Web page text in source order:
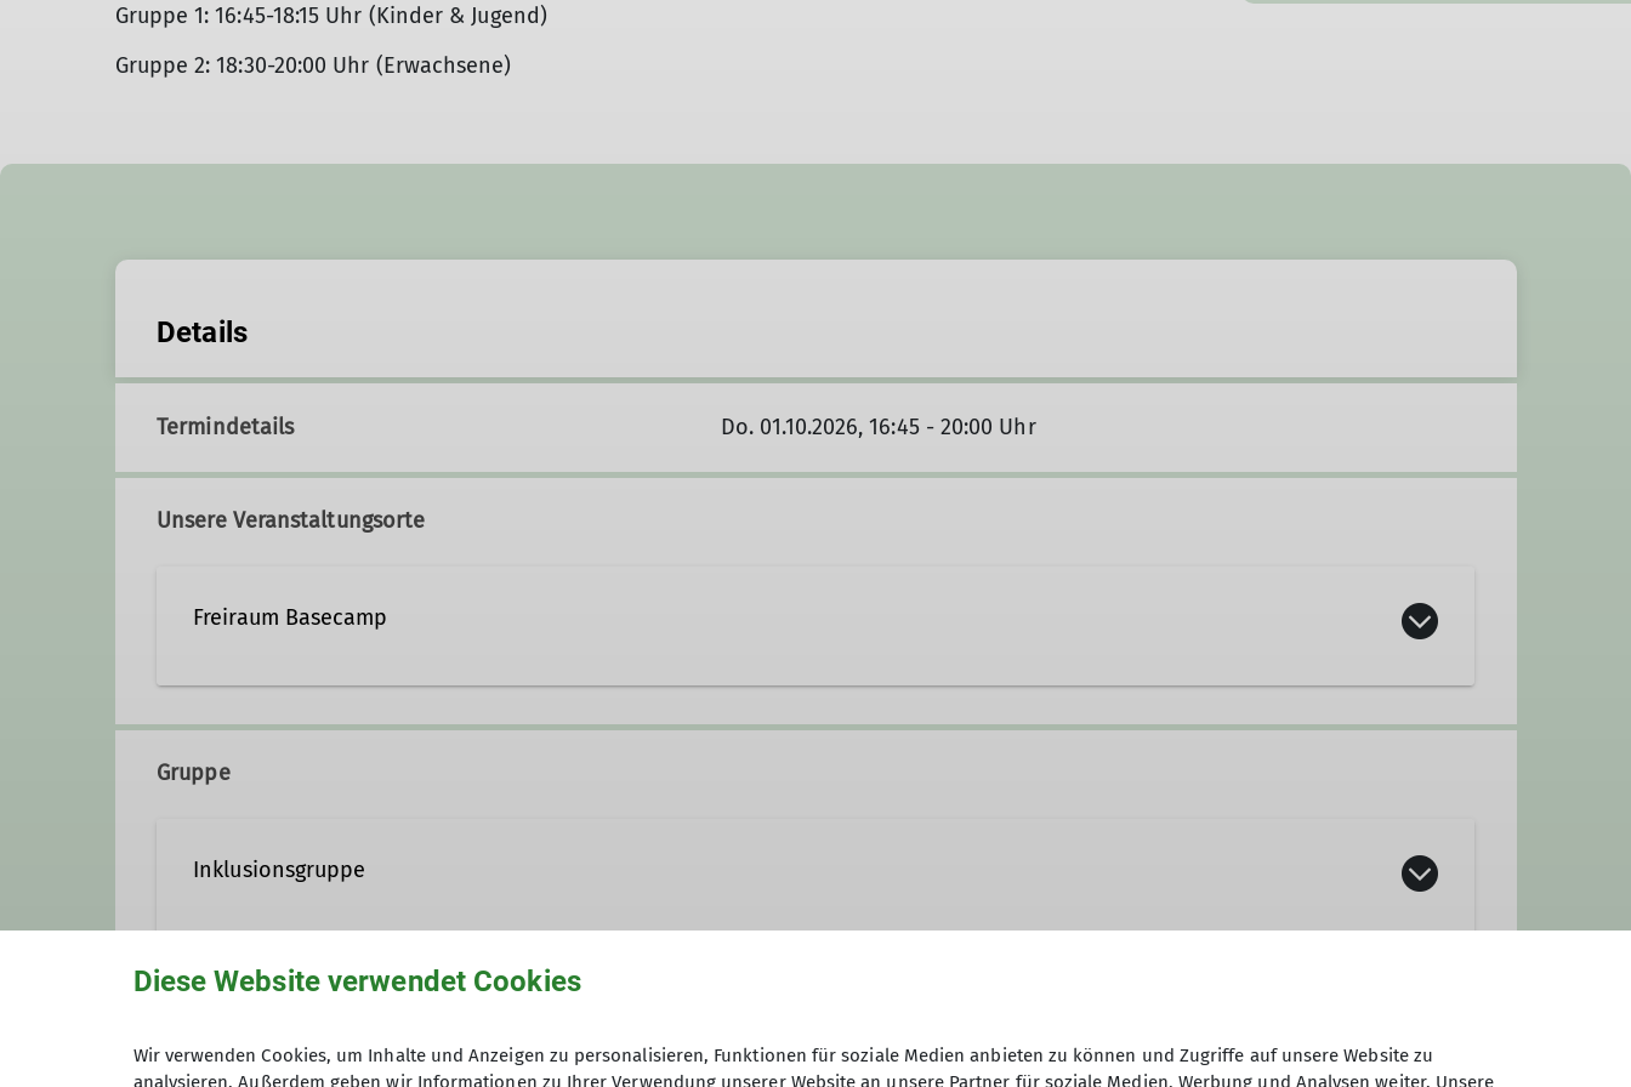
Gruppe 1: 16:45-18:15 Uhr (Kinder & Jugend)
Gruppe 2: 18:30-20:00 Uhr (Erwachsene)
Details
Termindetails Do. 01.10.2026, 16:45 - 20:00 Uhr
Unsere Veranstaltungsorte
Freiraum Basecamp
Gruppe
Inklusionsgruppe
Klettern verbindet – und das tun wir auch! Unsere inklusive Klettergruppe richtet sich an alle, die Freude an Bewegung
haben: Menschen mit und ohne körperliche oder kognitive Beeinträchtigungen, mit oder ohne Klettererfahrung. Ob du
Anfrageformular.
Diese Website verwendet Cookies
Wir verwenden Cookies, um Inhalte und Anzeigen zu personalisieren, Funktionen für soziale Medien anbieten zu können und Zugriffe auf unsere Website zu
analysieren. Außerdem geben wir Informationen zu Ihrer Verwendung unserer Website an unsere Partner für soziale Medien, Werbung und Analysen weiter. Unsere